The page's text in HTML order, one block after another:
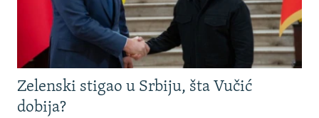
Zelenski stigao u Srbiju, šta Vučić
dobija?